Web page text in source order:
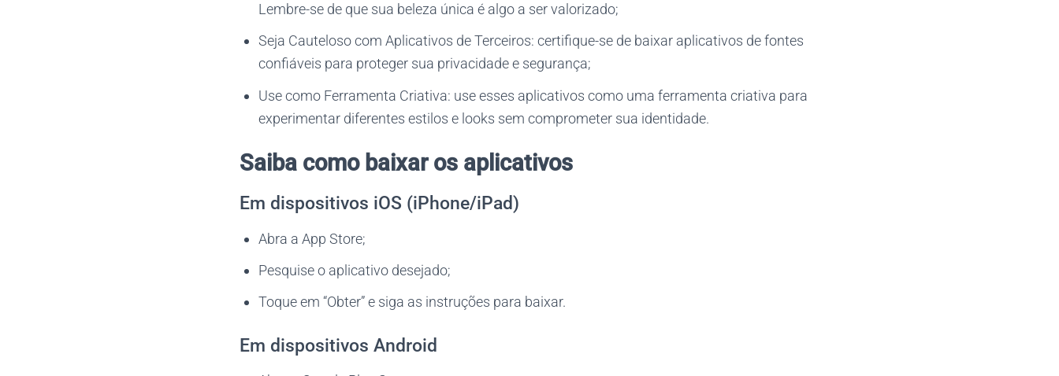
Lembre-se de que sua beleza única é algo a ser valorizado;
Seja Cauteloso com Aplicativos de Terceiros: certifique-se de baixar aplicativos de fontes
confiáveis para proteger sua privacidade e segurança;
Use como Ferramenta Criativa: use esses aplicativos como uma ferramenta criativa para
experimentar diferentes estilos e looks sem comprometer sua identidade.
Saiba como baixar os aplicativos
Em dispositivos iOS (iPhone/iPad)
Abra a App Store;
Pesquise o aplicativo desejado;
Toque em “Obter” e siga as instruções para baixar.
Em dispositivos Android